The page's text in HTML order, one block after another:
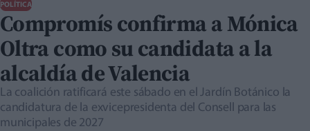
POLÍTICA
Compromís confirma a Mónica
Oltra como su candidata a la
alcaldía de Valencia
La coalición ratificará este sábado en el Jardín Botánico la
candidatura de la exvicepresidenta del Consell para las
municipales de 2027